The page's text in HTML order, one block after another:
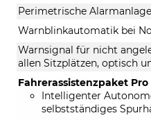
Perimetrische Alarmanlage
Warnblinkautomatik bei
Warnsignal für nicht
allen Sitzplätzen, optisch
Fahrerassistenzpaket
Intelligenter
selbstständiges